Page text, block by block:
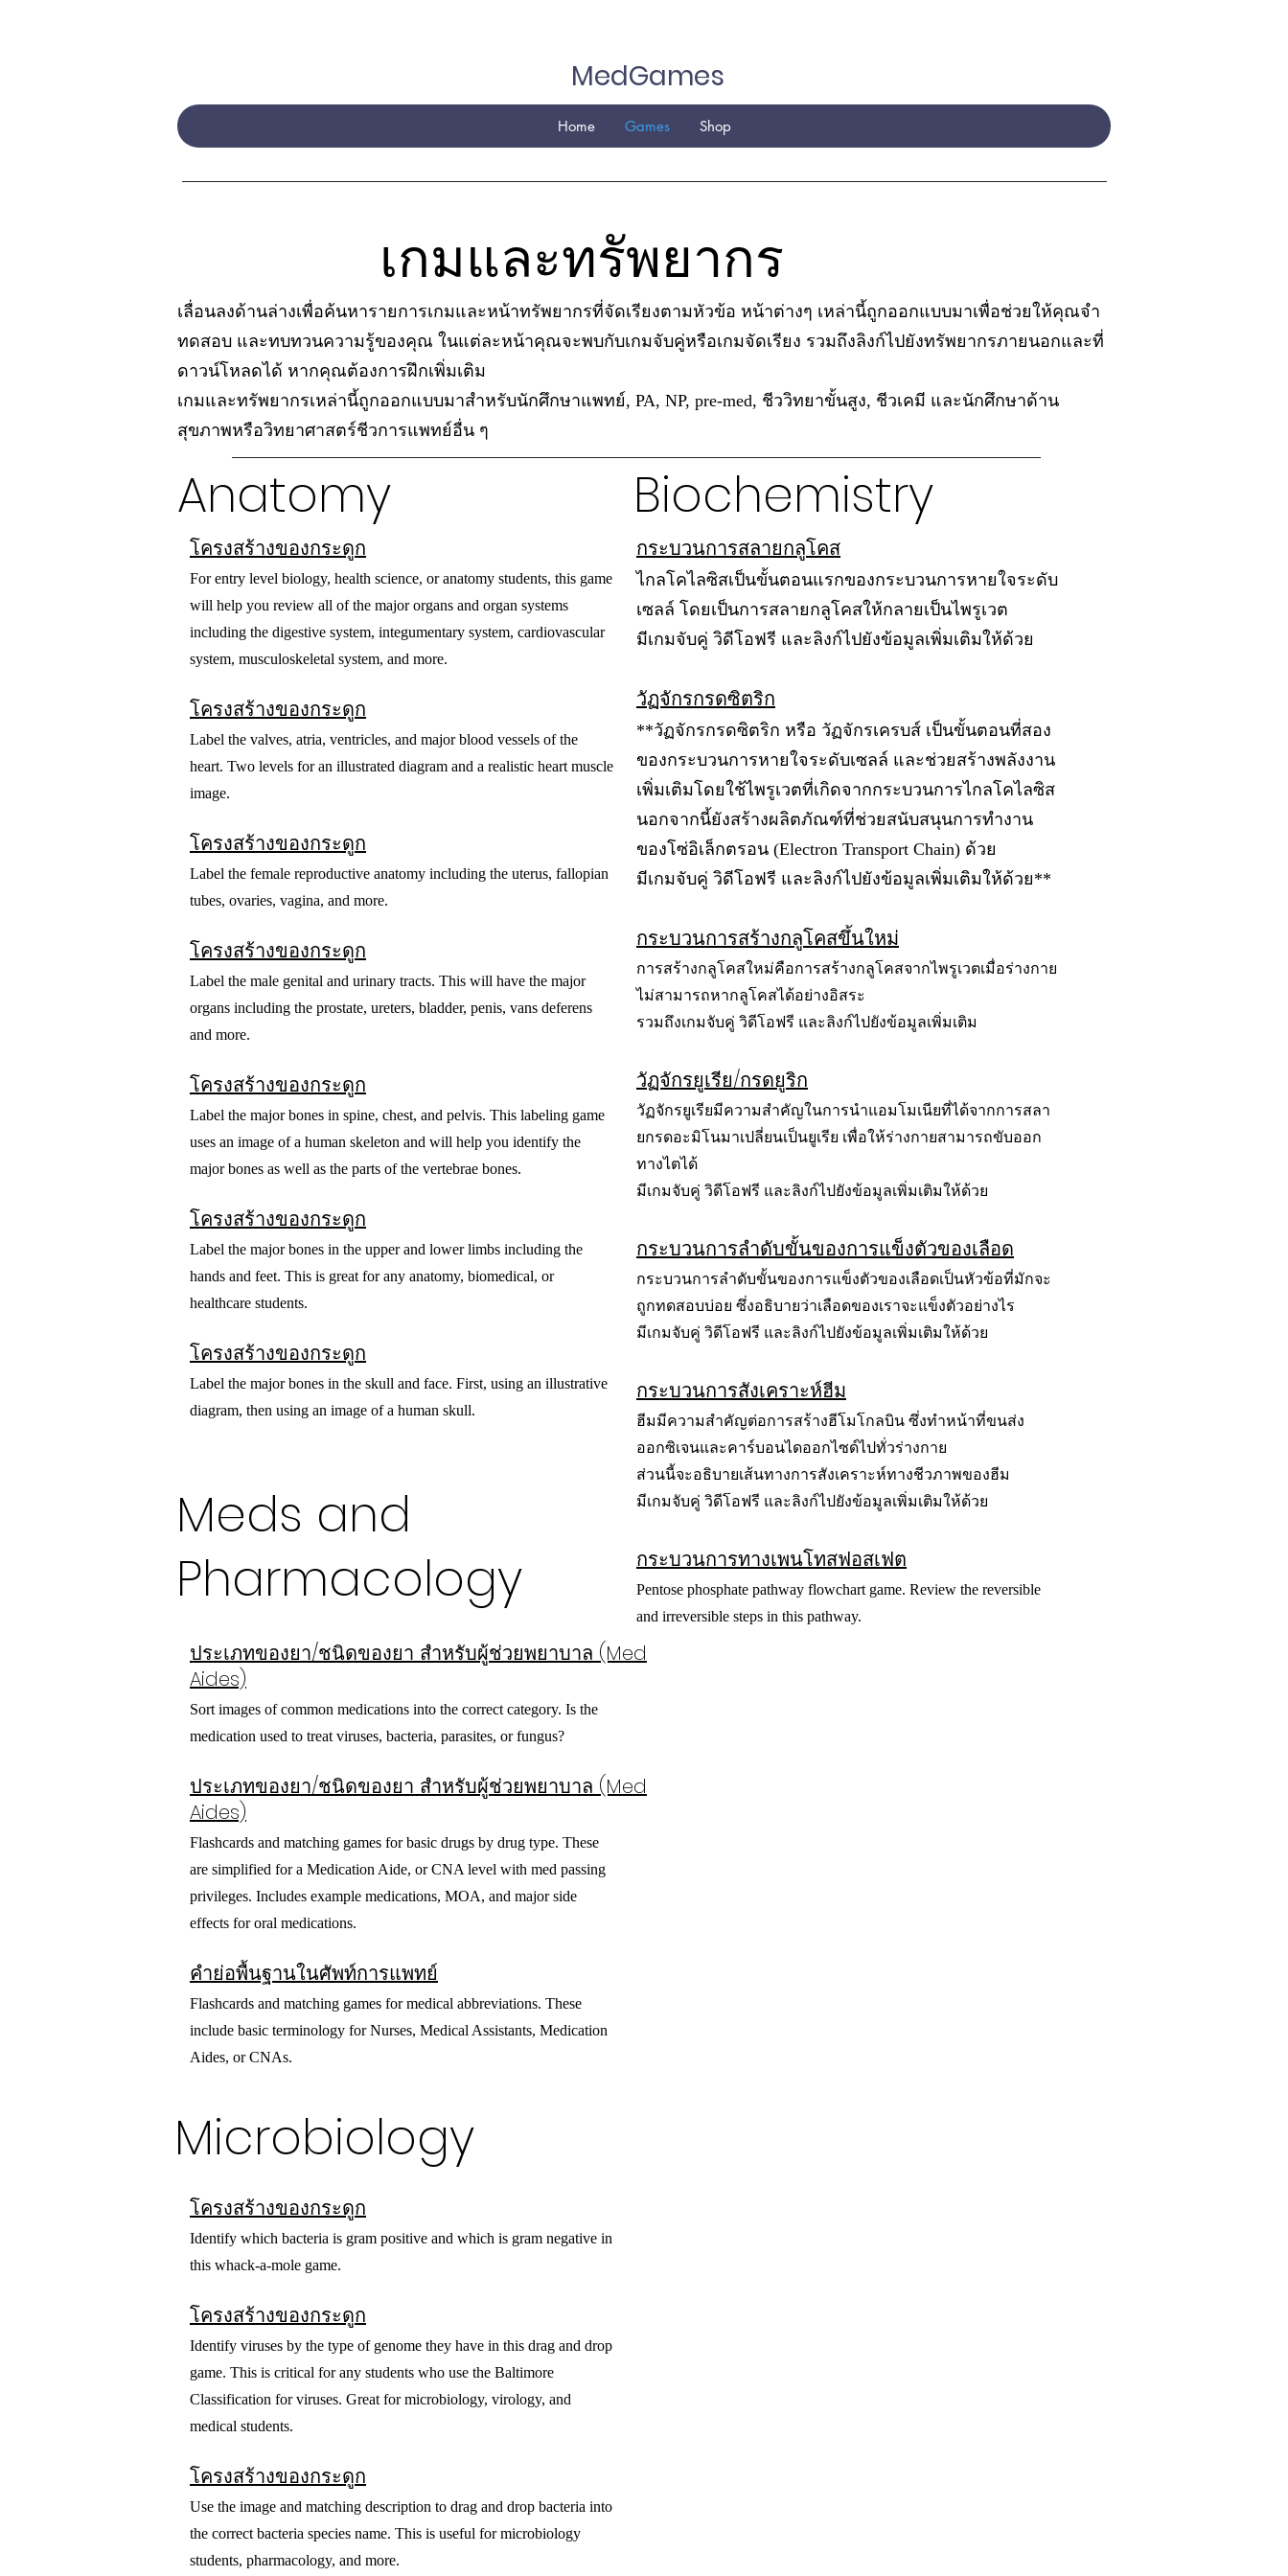
MedGames
Home Games Shop
เกมและทรัพยากร
เลื่อนลงด้านล่างเพื่อค้นหารายการเกมและหน้าทรัพยากรที่จัดเรียงตามหัวข้อ หน้าต่างๆ เหล่านี้ถูกออกแบบมาเพื่อช่วยให้คุณจำ
ทดสอบ และทบทวนความรู้ของคุณ ในแต่ละหน้าคุณจะพบกับเกมจับคู่หรือเกมจัดเรียง รวมถึงลิงก์ไปยังทรัพยากรภายนอกและที่
ดาวน์โหลดได้ หากคุณต้องการฝึกเพิ่มเติม
เกมและทรัพยากรเหล่านี้ถูกออกแบบมาสำหรับนักศึกษาแพทย์, PA, NP, pre-med, ชีววิทยาขั้นสูง, ชีวเคมี และนักศึกษาด้าน
สุขภาพหรือวิทยาศาสตร์ชีวการแพทย์อื่น ๆ
Anatomy Biochemistry
กระบวนการสลายกลูโคส
ไกลโคไลซิสเป็นขั้นตอนแรกของกระบวนการหายใจระดับ
เซลล์ โดยเป็นการสลายกลูโคสให้กลายเป็นไพรูเวต
มีเกมจับคู่ วิดีโอฟรี และลิงก์ไปยังข้อมูลเพิ่มเติมให้ด้วย
วัฏจักรกรดซิตริก
**วัฏจักรกรดซิตริก หรือ วัฏจักรเครบส์ เป็นขั้นตอนที่สอง
ของกระบวนการหายใจระดับเซลล์ และช่วยสร้างพลังงาน
เพิ่มเติมโดยใช้ไพรูเวตที่เกิดจากกระบวนการไกลโคไลซิส
นอกจากนี้ยังสร้างผลิตภัณฑ์ที่ช่วยสนับสนุนการทำงาน
ของโซ่อิเล็กตรอน (Electron Transport Chain) ด้วย
มีเกมจับคู่ วิดีโอฟรี และลิงก์ไปยังข้อมูลเพิ่มเติมให้ด้วย**
กระบวนการสร้างกลูโคสขึ้นใหม่
การสร้างกลูโคสใหม่คือการสร้างกลูโคสจากไพรูเวตเมื่อร่างกาย
ไม่สามารถหากลูโคสได้อย่างอิสระ
รวมถึงเกมจับคู่ วิดีโอฟรี และลิงก์ไปยังข้อมูลเพิ่มเติม
วัฏจักรยูเรีย/กรดยูริก
วัฏจักรยูเรียมีความสำคัญในการนำแอมโมเนียที่ได้จากการสลา
ยกรดอะมิโนมาเปลี่ยนเป็นยูเรีย เพื่อให้ร่างกายสามารถขับออก
ทางไตได้
มีเกมจับคู่ วิดีโอฟรี และลิงก์ไปยังข้อมูลเพิ่มเติมให้ด้วย
กระบวนการลำดับขั้นของการแข็งตัวของเลือด
กระบวนการลำดับขั้นของการแข็งตัวของเลือดเป็นหัวข้อที่มักจะ
ถูกทดสอบบ่อย ซึ่งอธิบายว่าเลือดของเราจะแข็งตัวอย่างไร
มีเกมจับคู่ วิดีโอฟรี และลิงก์ไปยังข้อมูลเพิ่มเติมให้ด้วย
กระบวนการสังเคราะห์ฮีม
ฮีมมีความสำคัญต่อการสร้างฮีโมโกลบิน ซึ่งทำหน้าที่ขนส่ง
ออกซิเจนและคาร์บอนไดออกไซด์ไปทั่วร่างกาย
ส่วนนี้จะอธิบายเส้นทางการสังเคราะห์ทางชีวภาพของฮีม
มีเกมจับคู่ วิดีโอฟรี และลิงก์ไปยังข้อมูลเพิ่มเติมให้ด้วย
กระบวนการทางเพนโทสฟอสเฟต
Pentose phosphate pathway flowchart game. Review the reversible
and irreversible steps in this pathway.
ประเภทของยา/ชนิดของยา สำหรับผู้ช่วยพยาบาล (Med
Aides)
Sort images of common medications into the correct category. Is the
medication used to treat viruses, bacteria, parasites, or fungus?
ประเภทของยา/ชนิดของยา สำหรับผู้ช่วยพยาบาล (Med
Aides)
Flashcards and matching games for basic drugs by drug type. These
are simplified for a Medication Aide, or CNA level with med passing
privileges. Includes example medications, MOA, and major side
effects for oral medications.
คำย่อพื้นฐานในศัพท์การแพทย์
Flashcards and matching games for medical abbreviations. These
include basic terminology for Nurses, Medical Assistants, Medication
Aides, or CNAs.
Meds and
Pharmacology
โครงสร้างของกระดูก
For entry level biology, health science, or anatomy students, this game
will help you review all of the major organs and organ systems
including the digestive system, integumentary system, cardiovascular
system, musculoskeletal system, and more.
โครงสร้างของกระดูก
Label the valves, atria, ventricles, and major blood vessels of the
heart. Two levels for an illustrated diagram and a realistic heart muscle
image.
โครงสร้างของกระดูก
Label the female reproductive anatomy including the uterus, fallopian
tubes, ovaries, vagina, and more.
โครงสร้างของกระดูก
Label the male genital and urinary tracts. This will have the major
organs including the prostate, ureters, bladder, penis, vans deferens
and more.
โครงสร้างของกระดูก
Label the major bones in spine, chest, and pelvis. This labeling game
uses an image of a human skeleton and will help you identify the
major bones as well as the parts of the vertebrae bones.
โครงสร้างของกระดูก
Label the major bones in the upper and lower limbs including the
hands and feet. This is great for any anatomy, biomedical, or
healthcare students.
โครงสร้างของกระดูก
Label the major bones in the skull and face. First, using an illustrative
diagram, then using an image of a human skull.
Microbiology
โครงสร้างของกระดูก
Identify which bacteria is gram positive and which is gram negative in
this whack-a-mole game.
โครงสร้างของกระดูก
Identify viruses by the type of genome they have in this drag and drop
game. This is critical for any students who use the Baltimore
Classification for viruses. Great for microbiology, virology, and
medical students.
โครงสร้างของกระดูก
Use the image and matching description to drag and drop bacteria into
the correct bacteria species name. This is useful for microbiology
students, pharmacology, and more.